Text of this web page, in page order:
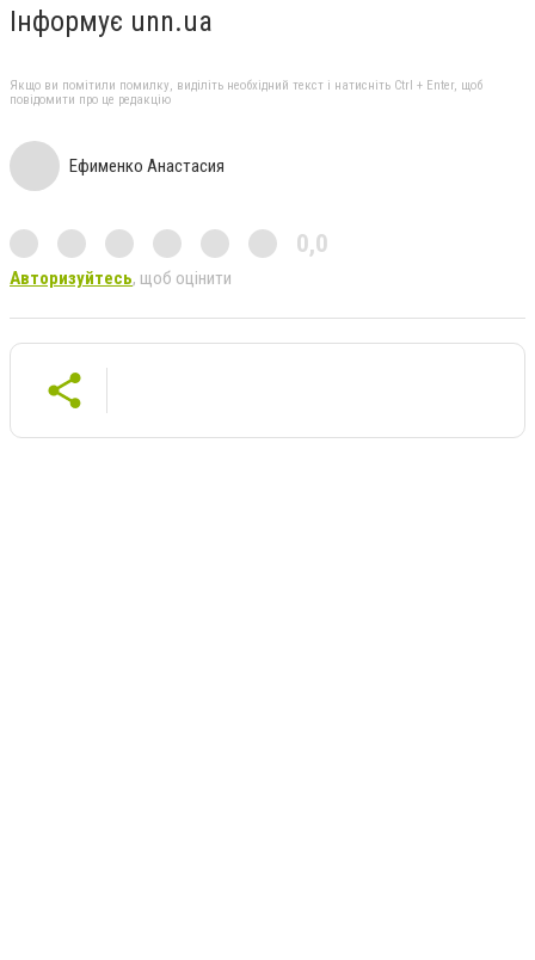
Інформує unn.ua
Якщо ви помітили помилку, виділіть необхідний текст і натисніть Ctrl + Enter, щоб
повідомити про це редакцію
Ефименко Анастасия
0,0
Авторизуйтесь, щоб оцінити